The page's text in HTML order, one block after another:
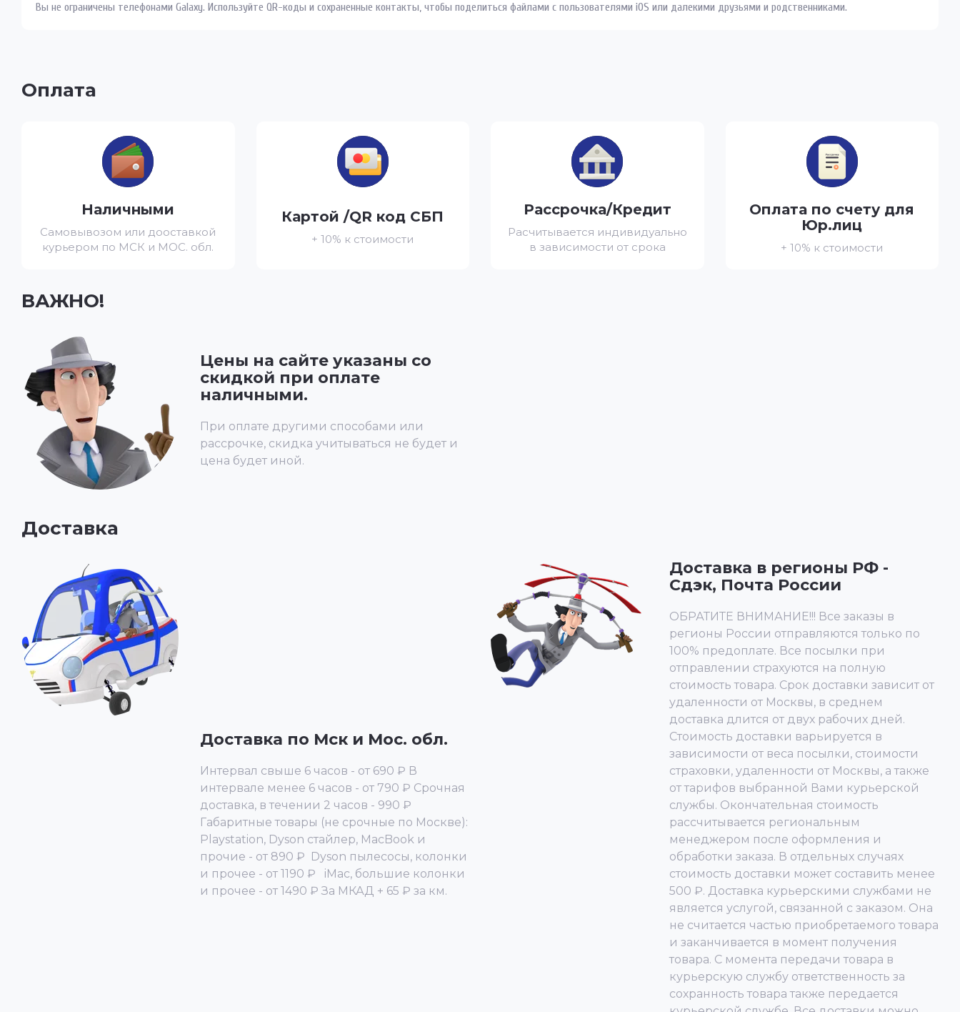
Вы не ограничены телефонами Galaxy. Используйте QR-коды и сохраненные контакты, чтобы поделиться файлами с пользователями iOS или далекими друзьями и родственниками.
ВАЖНО!
Цены на сайте указаны со
скидкой при оплате
наличными.
При оплате другими способами или
рассрочке, скидка учитываться не будет и
цена будет иной.
Оплата
Наличными
Самовывозом или дооставкой
курьером по МСК и МОС. обл.
Картой /QR код СБП
+ 10% к стоимости
Рассрочка/Кредит
Расчитывается индивидуально
в зависимости от срока
Оплата по счету для
Юр.лиц
+ 10% к стоимости
Доставка
Доставка по Мск и Мос. обл.
Интервал свыше 6 часов - от 690 ₽ В
интервале менее 6 часов - от 790 ₽ Срочная
доставка, в течении 2 часов - 990 ₽
Габаритные товары (не срочные по Москве):
Playstation, Dyson стайлер, MacBook и
прочие - от 890 ₽ Dyson пылесосы, колонки
и прочее - от 1190 ₽ iMac, большие колонки
и прочее - от 1490 ₽ За МКАД + 65 ₽ за км.
Доставка в регионы РФ -
Сдэк, Почта России
ОБРАТИТЕ ВНИМАНИЕ!!! Все заказы в
регионы России отправляются только по
100% предоплате. Все посылки при
отправлении страхуются на полную
стоимость товара. Срок доставки зависит от
удаленности от Москвы, в среднем
доставка длится от двух рабочих дней.
Стоимость доставки варьируется в
зависимости от веса посылки, стоимости
страховки, удаленности от Москвы, а также
от тарифов выбранной Вами курьерской
службы. Окончательная стоимость
рассчитывается региональным
менеджером после оформления и
обработки заказа. В отдельных случаях
стоимость доставки может составить менее
500 ₽. Доставка курьерскими службами не
является услугой, связанной с заказом. Она
не считается частью приобретаемого товара
и заканчивается в момент получения
товара. С момента передачи товара в
курьерскую службу ответственность за
сохранность товара также передается